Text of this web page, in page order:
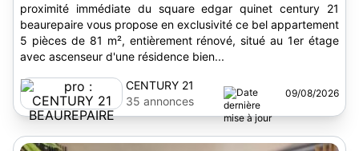
proximité immédiate du square edgar quinet century 21
beaurepaire vous propose en exclusivité ce bel appartement
5 pièces de 81 m², entièrement rénové, situé au 1er étage
avec ascenseur d'une résidence bien...
CENTURY 21
BEAUREPAIRE
35 annonces
09/08/2026